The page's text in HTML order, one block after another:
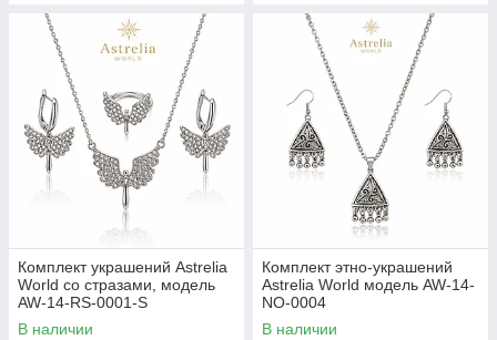
Комплект украшений Astrelia
World со стразами, модель
AW-14-RS-0001-S
В наличии
Комплект этно-украшений
Astrelia World модель AW-14-
NO-0004
В наличии